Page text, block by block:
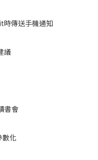
傳送手機通知
議
書會
化